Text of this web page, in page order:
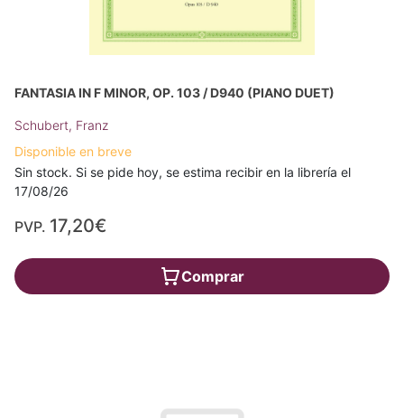
FANTASIA IN F MINOR, OP. 103 / D940 (PIANO DUET)
Schubert, Franz
Disponible en breve
Sin stock. Si se pide hoy, se estima recibir en la librería el
17/08/26
PVP. 17,20€
Comprar